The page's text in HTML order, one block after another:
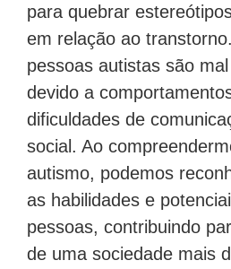
para quebrar
em relação ao
pessoas autistas são
devido a
dificuldades de
social. Ao
autismo, podemos
as habilidades e
pessoas, contribuindo
de uma sociedade mais